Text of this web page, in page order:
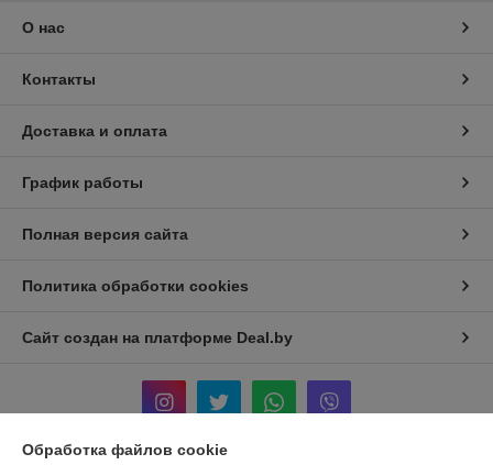
О нас
Контакты
Доставка и оплата
График работы
Полная версия сайта
Политика обработки cookies
Сайт создан на платформе Deal.by
Обработка файлов cookie